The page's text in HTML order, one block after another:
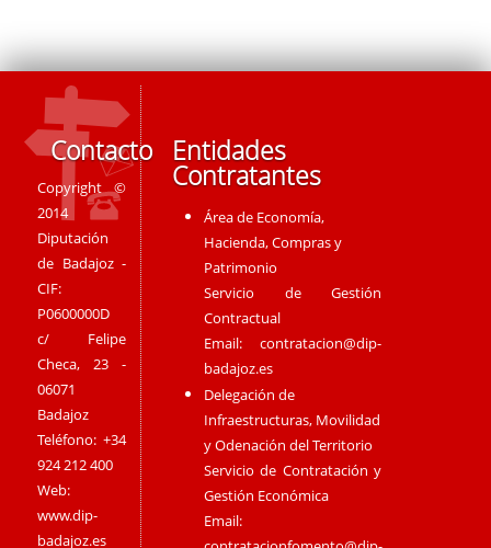
Contacto
Copyright ©
2014
Diputación
de Badajoz -
CIF:
P0600000D
c/ Felipe
Checa, 23 -
06071
Badajoz
Teléfono: +34
924 212 400
Web:
www.dip-
badajoz.es
Entidades
Contratantes
Área de Economía,
Hacienda, Compras y
Patrimonio
Servicio de Gestión
Contractual
Email:contratacion@dip-
badajoz.es
Delegación de
Infraestructuras, Movilidad
y Odenación del Territorio
Servicio de Contratación y
Gestión Económica
Email: